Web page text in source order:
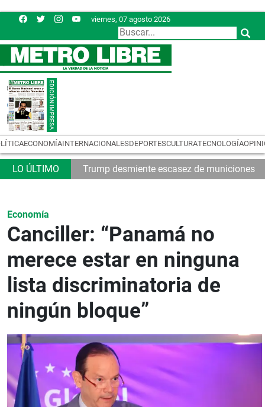
viernes, 07 agosto 2026
ECONOMÍAINTERNACIONALESDEPORTESCULTURATECNOLOGÍA
Trump desmiente escasez de municiones
Economía
Canciller: “Panamá no
merece estar en ninguna
lista discriminatoria de
ningún bloque”